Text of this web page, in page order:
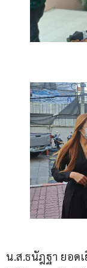
น.ส.ธนัฎฐา ยอด